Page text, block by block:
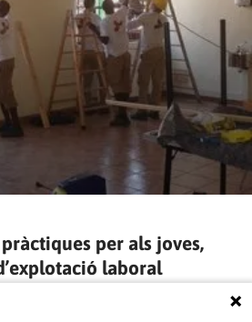
per als joves,
laboral